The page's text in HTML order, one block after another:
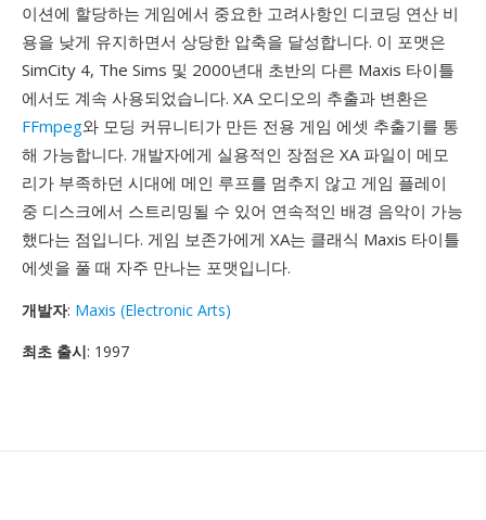
이션에 할당하는 게임에서 중요한 고려사항인 디코딩 연산 비
용을 낮게 유지하면서 상당한 압축을 달성합니다. 이 포맷은
SimCity 4, The Sims 및 2000년대 초반의 다른 Maxis 타이틀
에서도 계속 사용되었습니다. XA 오디오의 추출과 변환은
FFmpeg와 모딩 커뮤니티가 만든 전용 게임 에셋 추출기를 통
해 가능합니다. 개발자에게 실용적인 장점은 XA 파일이 메모
리가 부족하던 시대에 메인 루프를 멈추지 않고 게임 플레이
중 디스크에서 스트리밍될 수 있어 연속적인 배경 음악이 가능
했다는 점입니다. 게임 보존가에게 XA는 클래식 Maxis 타이틀
에셋을 풀 때 자주 만나는 포맷입니다.
개발자: Maxis (Electronic Arts)
최초 출시: 1997